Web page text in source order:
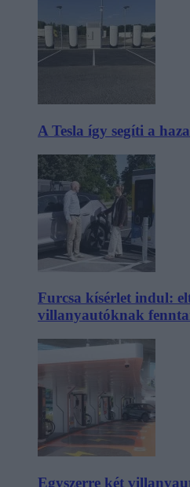
A Tesla így segíti a
Furcsa kísérlet indul:
villanyautóknak
Egyszerre két